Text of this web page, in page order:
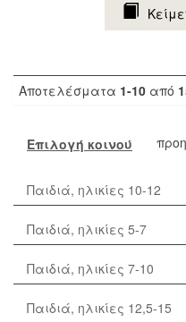
Αποτελέσματα 1-10 από
Επιλογή κοινού
Παιδιά, ηλικίες 10-12
Παιδιά, ηλικίες 5-7
Παιδιά, ηλικίες 7-10
Παιδιά, ηλικίες 12,5-15